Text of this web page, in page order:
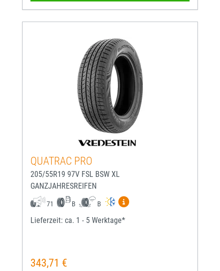
QUATRAC PRO
205/55R19 97V FSL BSW XL
GANZJAHRESREIFEN
71 B B
Mehr Informationen zum
Lieferzeit: ca. 1 - 5 Werktage*
Regulärer Preis:
343,71 €